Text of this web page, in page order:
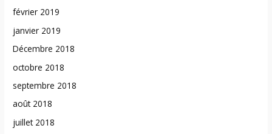
février 2019
janvier 2019
Décembre 2018
octobre 2018
septembre 2018
août 2018
juillet 2018